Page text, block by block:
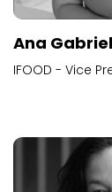
Ana
IFOOD - Vice